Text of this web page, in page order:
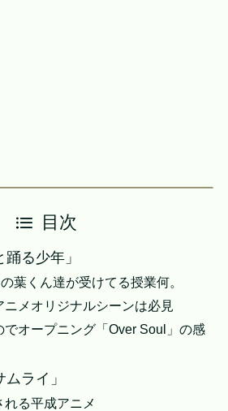
目次
る少年」
葉くん達が受けてる授業何。
ニメオリジナルシーンは必見
でオープニング「Over Soul」の感
ライ」
る平成アニメ